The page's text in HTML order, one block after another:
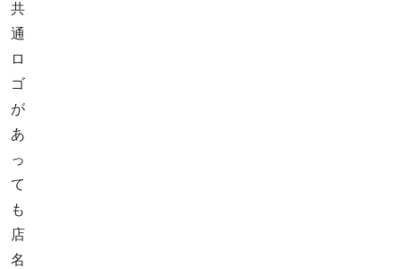
共
通
ロ
ゴ
が
あ
っ
て
も
店
名